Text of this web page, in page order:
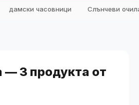
🔍 Намери продукт
дамски часовници Слънчеви
— 3 продукта от